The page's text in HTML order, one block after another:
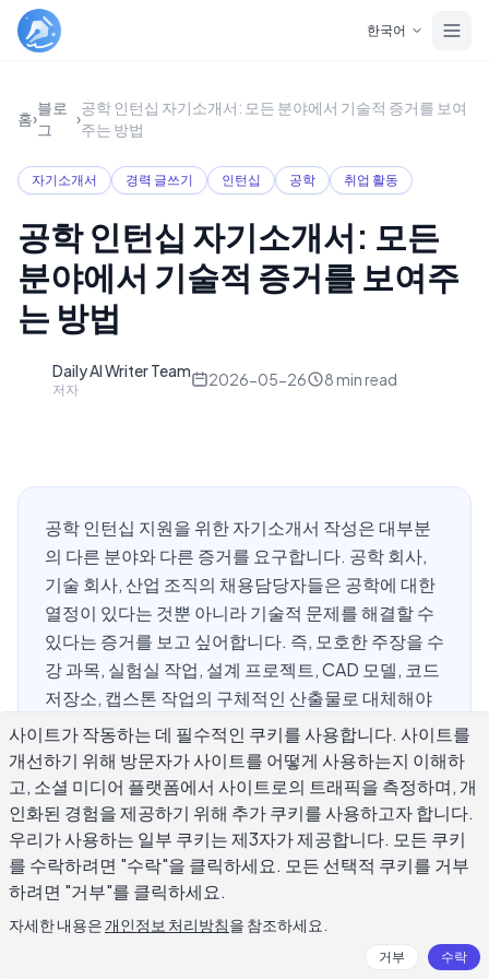
한국어
홈›
블로
그
›
공학 인턴십 자기소개서: 모든 분야에서 기술적 증거를 보여
주는 방법
자기소개서 경력 글쓰기 인턴십 공학 취업 활동
공학 인턴십 자기소개서: 모든
분야에서 기술적 증거를 보여주
는 방법
Daily AI Writer Team
저자
2026-05-26 8 min read
공학 인턴십 지원을 위한 자기소개서 작성은 대부분
의 다른 분야와 다른 증거를 요구합니다. 공학 회사,
기술 회사, 산업 조직의 채용담당자들은 공학에 대한
열정이 있다는 것뿐 아니라 기술적 문제를 해결할 수
있다는 증거를 보고 싶어합니다. 즉, 모호한 주장을 수
강 과목, 실험실 작업, 설계 프로젝트, CAD 모델, 코드
저장소, 캡스톤 작업의 구체적인 산출물로 대체해야
합니다. 이 가이드는 우수한 공학 인턴십 자기소개서
의 구성 요소, 기계공학, 전기공학, 소프트웨어공학,
토목공학, 화학공학 직무에 맞게 조정하는 방법, 그리
고 채용 담당 엔지니어가 평가할 수 있는 언어로 기술
프로젝트를 설명하는 방법을 다룹니다.
공학 인턴십 자기소개서에 포함되어야
사이트가 작동하는 데 필수적인 쿠키를 사용합니다. 사이트를
개선하기 위해 방문자가 사이트를 어떻게 사용하는지 이해하
고, 소셜 미디어 플랫폼에서 사이트로의 트래픽을 측정하며, 개
인화된 경험을 제공하기 위해 추가 쿠키를 사용하고자 합니다.
우리가 사용하는 일부 쿠키는 제3자가 제공합니다. 모든 쿠키
를 수락하려면 "수락"을 클릭하세요. 모든 선택적 쿠키를 거부
하려면 "거부"를 클릭하세요.
자세한 내용은 개인정보 처리방침을 참조하세요.
거부 수락